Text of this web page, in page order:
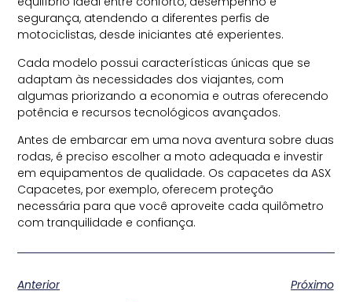
segurança, atendendo a diferentes perfis de
motociclistas, desde iniciantes até experientes.
Cada modelo possui características únicas que se
adaptam às necessidades dos viajantes, com
algumas priorizando a economia e outras oferecendo
potência e recursos tecnológicos avançados.
Antes de embarcar em uma nova aventura sobre duas
rodas, é preciso escolher a moto adequada e investir
em equipamentos de qualidade. Os capacetes da ASX
Capacetes, por exemplo, oferecem proteção
necessária para que você aproveite cada quilômetro
com tranquilidade e confiança.
Anterior
Próximo